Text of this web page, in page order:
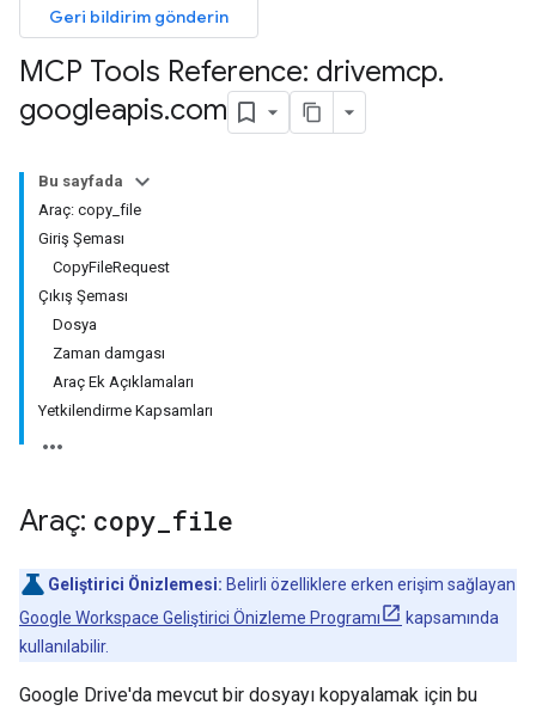
Geri bildirim gönderin
MCP Tools Reference: drivemcp.
googleapis.com
Bu sayfada
Araç: copy_file
Giriş Şeması
CopyFileRequest
Çıkış Şeması
Dosya
Zaman damgası
Araç Ek Açıklamaları
Yetkilendirme Kapsamları
Araç: copy file
Geliştirici Önizlemesi: Belirli özelliklere erken erişim sağlayan
Google Workspace Geliştirici Önizleme Programı
kapsamında
kullanılabilir.
Google Drive'da mevcut bir dosyayı kopyalamak için bu